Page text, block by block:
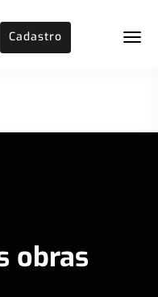
Cadastro
obras